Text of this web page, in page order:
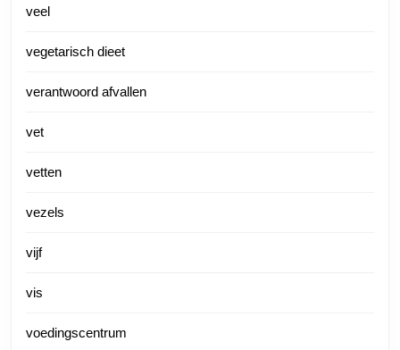
veel
vegetarisch dieet
verantwoord afvallen
vet
vetten
vezels
vijf
vis
voedingscentrum